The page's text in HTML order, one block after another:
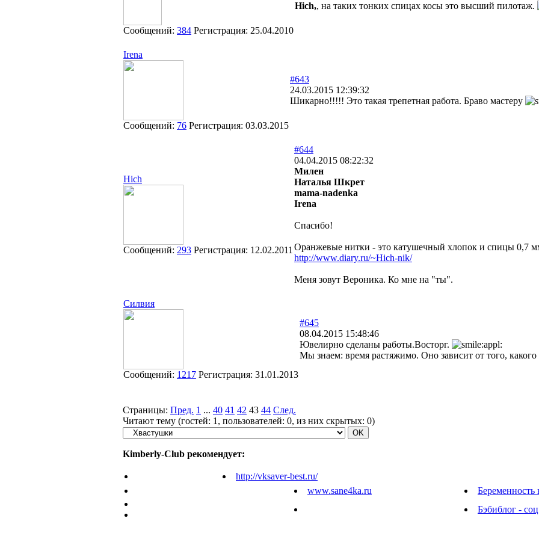
Сообщений: 384 Регистрация: 25.04.2010
Hich,, на таких тонких спицах косы это высший пилотаж.
Irena
Сообщений: 76 Регистрация: 03.03.2015
#643
24.03.2015 12:39:32
Шикарно!!!!! Это такая трепетная работа. Браво мастеру
Hich
Сообщений: 293 Регистрация: 12.02.2011
#644
04.04.2015 08:22:32
Милен
Наталья Шкрет
mama-nadenka
Irena
Спасибо!
Оранжевые нитки - это катушечный хлопок и спицы 0,7
http://www.diary.ru/~Hich-nik/
Меня зовут Вероника. Ко мне на "ты".
Силвия
Сообщений: 1217 Регистрация: 31.01.2013
#645
08.04.2015 15:48:46
Ювелирно сделаны работы.Восторг.
Мы знаем: время растяжимо. Оно зависит от того,
Страницы: Пред. 1 ... 40 41 42 43 44 След.
Читают тему (гостей: 1 , пользователей: 0, из них скрытых: 0)
Kimberly-Club рекомендует:
http://vksaver-best.ru/
www.sane4ka.ru
Беременность
Бэбиблог -